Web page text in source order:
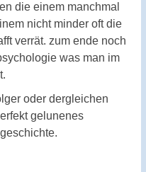
die einem manchmal
nicht minder oft die
verrät. zum ende noch
was man im
oder dergleichen
gelunenes